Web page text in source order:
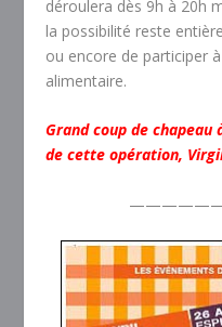
déroulera dès 9h à 20h
la possibilité reste
ou encore de participer
alimentaire.
Grand coup de
de cette opération,